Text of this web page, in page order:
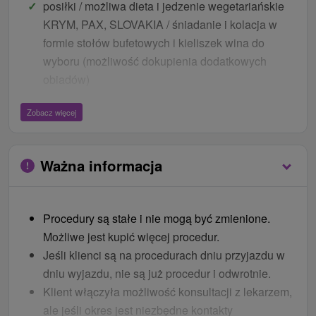
posiłki / możliwa dieta i jedzenie wegetariańskie
KRYM, PAX, SLOVAKIA / śniadanie i kolacja w
formie stołów bufetowych i kieliszek wina do
wyboru (możliwość dokupienia dodatkowych
bufetowych, obiadokolacja do wyboru z menu
wstępna konsultacja z lekarzem na życzeniei
KRYM, SLOVAKIA/ zabiegi na2 noce (4
zabiegi) i 3 noce (6 zabiegów) będą składać się z
następujących zabiegów: kąpiel termalna, kąpiel z
dodatkami, masaż, borowina/błoto morskie
Zobacz więcej
Ważna informacja
Procedury są stałe i nie mogą być zmienione.
Możliwe jest kupić więcej procedur.
Jeśli klienci są na procedurach dniu przyjazdu w
dniu wyjazdu, nie są już procedur i odwrotnie.
Klient włączyła możliwość konsultacji z lekarzem,
ale jeśli okres jest niezbędne kontakty